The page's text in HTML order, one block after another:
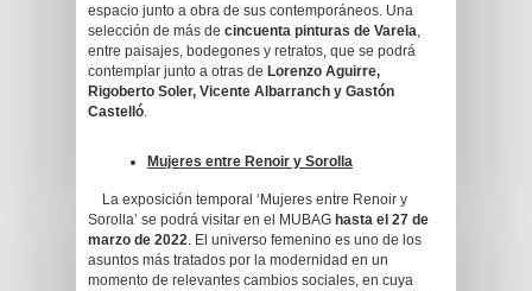
espacio junto a obra de sus contemporáneos. Una
selección de más de cincuenta pinturas de Varela,
entre paisajes, bodegones y retratos, que se podrá
contemplar junto a otras de Lorenzo Aguirre,
Rigoberto Soler, Vicente Albarranch y Gastón
Castelló.
Mujeres entre Renoir y Sorolla
La exposición temporal ‘Mujeres entre Renoir y
Sorolla’ se podrá visitar en el MUBAG hasta el 27 de
marzo de 2022. El universo femenino es uno de los
asuntos más tratados por la modernidad en un
momento de relevantes cambios sociales, en cuya